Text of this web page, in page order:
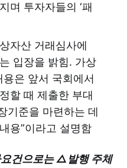
며 투자자들의 ‘패
자산 거래심사에
입장을 밝힘. 가상
은 앞서 국회에서
할 때 제출한 부대
기준을 마련하는 데
용”이라고 설명함
건으로는 △발행 주체